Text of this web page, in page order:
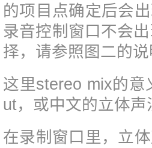
的项目点确定后会
录音控制窗口不会
择，请参照图二的
这里stereomix的意
ut，或中文的立体
在录制窗口里，立